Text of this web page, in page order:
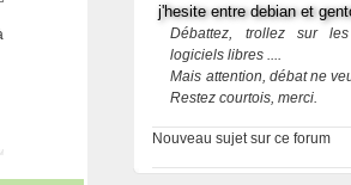
j'hesite entre debian et
Débattez, trollez sur
logiciels libres ....
Mais attention, débat ne
Restez courtois, merci.
Nouveau sujet sur ce forum